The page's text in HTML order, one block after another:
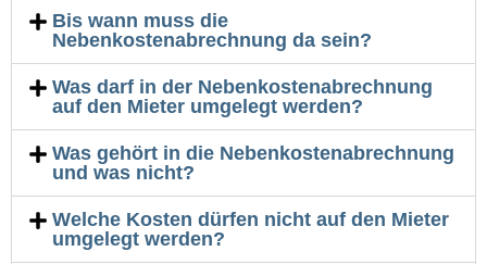
Bis wann muss die
Nebenkostenabrechnung da sein?
Was darf in der Nebenkostenabrechnung
auf den Mieter umgelegt werden?
Was gehört in die Nebenkostenabrechnung
und was nicht?
Welche Kosten dürfen nicht auf den Mieter
umgelegt werden?